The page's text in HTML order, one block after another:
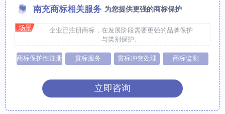
南充商标相关服务 为您提供更强的商标保护
场景
企业已注册商标，在发展阶段需要更强的品牌保护
与类别保护。
商标保护性注册 贯标服务 贯标冲突处理 商标监测
立即咨询